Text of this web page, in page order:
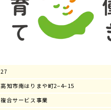
27
高知市南はりまや町2−4−15
複合サービス事業